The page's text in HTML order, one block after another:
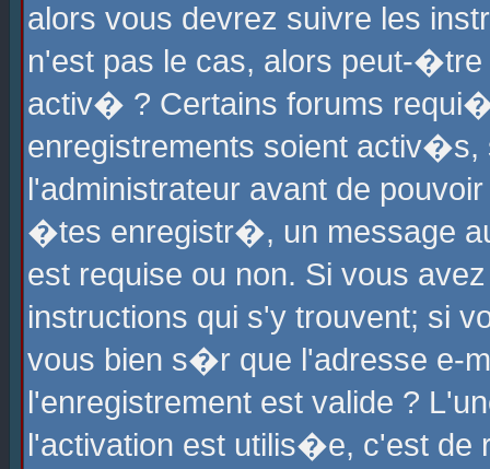
alors vous devrez suivre les
n'est pas le cas, alors peut-
activ� ? Certains forums
enregistrements soient
l'administrateur avant de
�tes enregistr�, un message
est requise ou non. Si vous
instructions qui s'y trouvent; si
vous bien s�r que l'adresse e-
l'enregistrement est valide ?
l'activation est utilis�e, c'est